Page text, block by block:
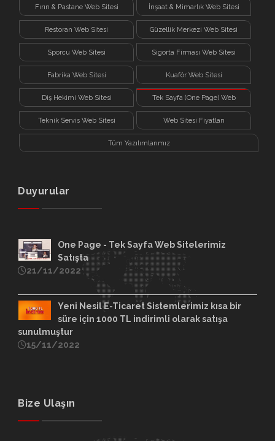
Fırın & Pastane Web Sitesi İnşaat & Mimarlık Web Sitesi
Restoran Web Sitesi Güzellik Merkezi Web Sitesi
Sporcu Web Sitesi Sigorta Firması Web Sitesi
Fabrika Web Sitesi Kuaför Web Sitesi
Diş Hekimi Web Sitesi Tek Sayfa (One Page) Web
Sitesi
Teknik Servis Web Sitesi Web Sitesi Fiyatları
Tüm Yazılımlarımız
Duyurular
One Page - Tek Sayfa Web Sitelerimiz
Satışta
21/11/2022
Yeni Nesil E-Ticaret Sistemlerimiz kısa bir
süre için 1000 TL indirimli olarak satışa
sunulmuştur
15/11/2022
Bize Ulaşın